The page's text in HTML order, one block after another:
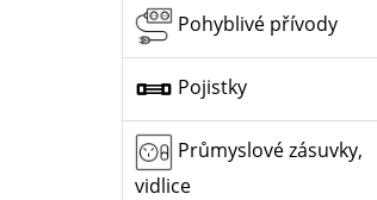
Pohyblivé přívody
Pojistky
Průmyslové zásuvky,
vidlice